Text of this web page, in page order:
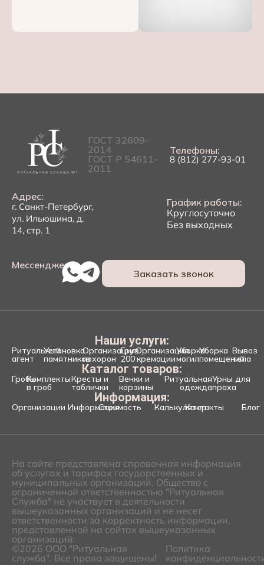
ГОСТ 32609-
2014
ГОСТ Р 54611-
2011
Телефоны:
8 (812) 277-93-01
Адрес:
г. Санкт-Петербург,
ул. Ильюшина, д.
14, стр. 1
График работы:
Круглосуточно
Без выходных
Мессенджеры:
Заказать звонок
Наши услуги:
Ритуальный
агент
Установка
памятников
Организация
похорон
Груз
200
Организация
кремации
Уборка
могил
Уборка
помещений
Вывоз
тела
Каталог товаров:
ГробыКомплекты
в гроб
Кресты и
таблички
Венки и
корзины
Ритуальная
одежда
Урны для
праха
Информация:
Организации ИнформацияСтоимость Калькулятор
Контакты Блог
На сайте представлена справочная информация
об услугах и тарифах государственных и
муниципальных организаций. Общество с
ограниченной ответственностью "Ритуальная
Служба" не участвует в деятельности
вышеуказанных организаций и не несет
ответственности за корректность информации,
представленной на сайтах вышеуказанных
организаций.
©2026 ООО "Ритуальная
служба". Все права защищены!
Политика